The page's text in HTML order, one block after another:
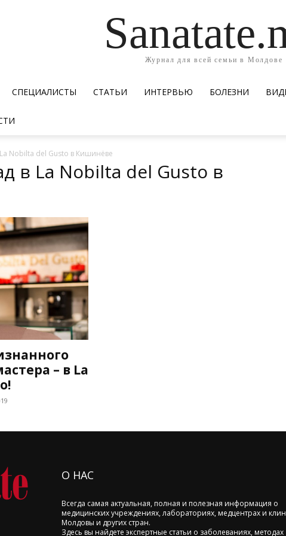
Журнал для всей семьи в Молдове
СПЕЦИАЛИСТЫ СТАТЬИ ИНТЕРВЬЮ БОЛЕЗНИ
Nobilta del Gusto в Кишинёве
в La Nobilta del Gusto в
– в La
О НАС
Всегда самая актуальная, полная и полезная информация о
медицинских учреждениях, лабораториях, медцентрах и
Молдовы и других стран.
Здесь вы найдете экспертные статьи о заболеваниях, методах